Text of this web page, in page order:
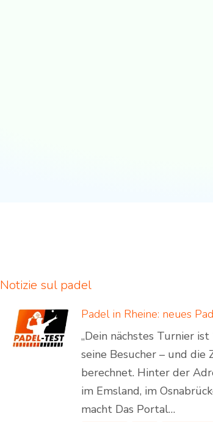
Notizie sul padel
„Dein nächstes Turnier
seine Besucher – und die
berechnet. Hinter der
im Emsland, im
macht Das Portal…